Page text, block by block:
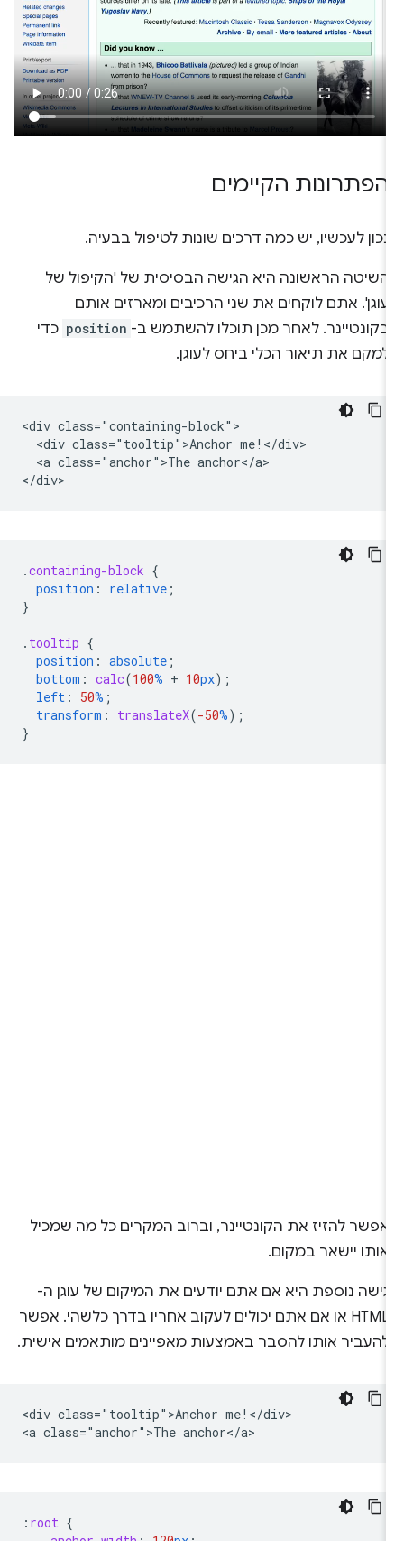
הפתרונות הקיימים
נכון לעכשיו, יש כמה דרכים שונות לטיפול בבעיה.
השיטה הראשונה היא הגישה הבסיסית של 'הקיפול של
עוגן'. אתם לוקחים את שני הרכיבים ומארזים אותם
בקונטיינר. לאחר מכן תוכלו להשתמש ב- position כדי
למקם את תיאור הכלי ביחס לעוגן.
<div class="containing-block">
  <div class="tooltip">Anchor me!</div>
  <a class="anchor">The anchor</a>
.containing-block
position
: relative
.tooltip
position : absolute
bottom : calc(100 % + 10px
left
: 50
transform
: translateX(-50 %
אפשר להזיז את הקונטיינר, וברוב המקרים כל מה שמכיל
אותו יישאר במקום.
גישה נוספת היא אם אתם יודעים את המיקום של עוגן ה-
HTML או אם אתם יכולים לעקוב אחריו בדרך כלשהי. אפשר
להעביר אותו להסבר באמצעות מאפיינים מותאמים אישית.
<div class="tooltip">Anchor me!</div>
:root